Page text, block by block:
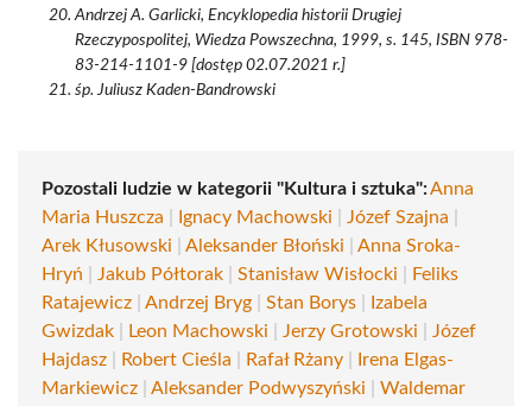
Andrzej A. Garlicki, Encyklopedia historii Drugiej
Rzeczypospolitej, Wiedza Powszechna, 1999, s. 145, ISBN 978-
83-214-1101-9 [dostęp 02.07.2021 r.]
śp. Juliusz Kaden-Bandrowski
Pozostali ludzie w kategorii "Kultura i sztuka":Anna
Maria Huszcza
Ignacy Machowski Józef Szajna
Arek Kłusowski
Aleksander Błoński
Anna Sroka-
Hryń
Jakub Półtorak Stanisław Wisłocki
Feliks
Ratajewicz
Andrzej Bryg Stan Borys
Izabela
Gwizdak
Leon Machowski Jerzy Grotowski
Józef
Hajdasz
Robert Cieśla Rafał Rżany
Irena Elgas-
Markiewicz
Aleksander Podwyszyński
Waldemar